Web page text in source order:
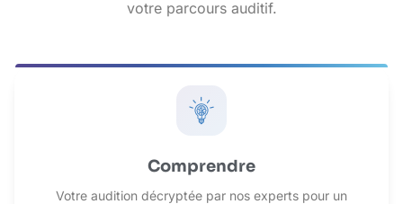
votre parcours auditif.
Comprendre
Votre audition décryptée par nos experts pour un